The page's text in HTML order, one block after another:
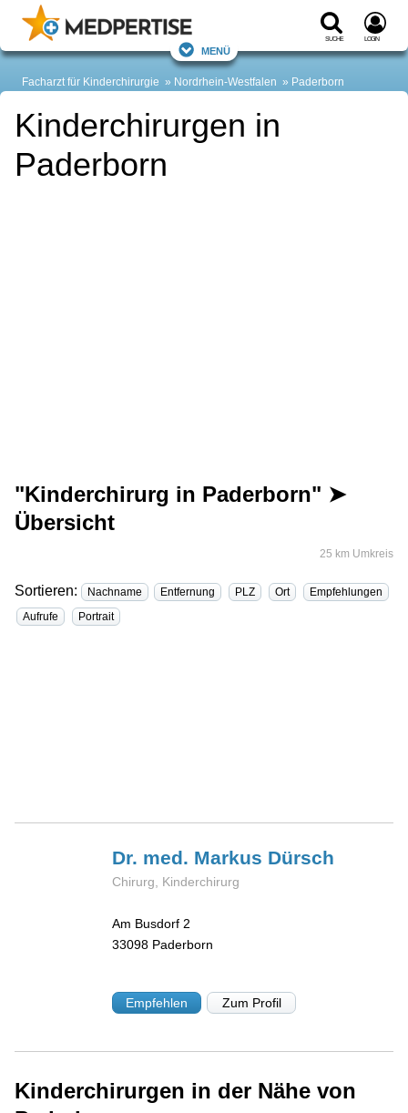
Suche Login
Menü
Facharzt für Kinderchirurgie Nordrhein-Westfalen Paderborn
Kinderchirurgen in
Paderborn
"Kinderchirurg in Paderborn" ➤
Übersicht
25 km Umkreis
Sortieren: Nachname Entfernung PLZ Ort
Empfehlungen
Aufrufe
Portrait
Dr. med. Markus Dürsch
Chirurg, Kinderchirurg
Am Busdorf 2
33098 Paderborn
Empfehlen Zum Profil
Kinderchirurgen in der Nähe von